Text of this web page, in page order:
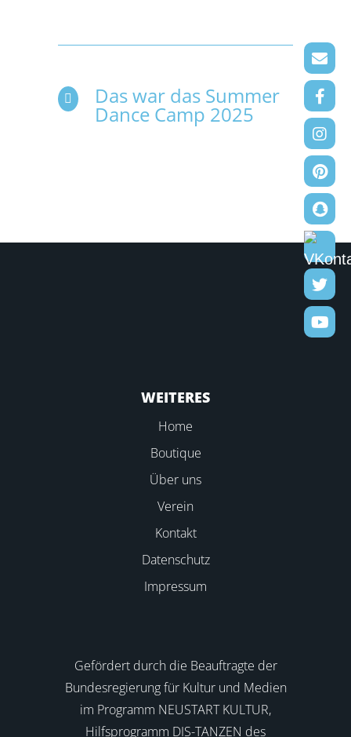
 Das war das Summer
Dance Camp 2025
WEITERES
Home
Boutique
Über uns
Verein
Kontakt
Datenschutz
Impressum
Gefördert durch die Beauftragte der
Bundesregierung für Kultur und Medien
im Programm NEUSTART KULTUR,
Hilfsprogramm DIS-TANZEN des